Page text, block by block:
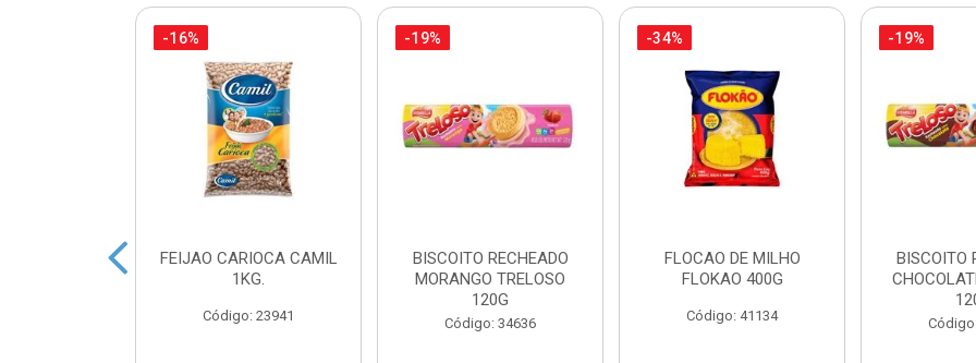
-16%
FEIJAO CARIOCA CAMIL
1KG.
Código: 23941
-19%
BISCOITO RECHEADO
MORANGO TRELOSO
120G
Código: 34636
-34%
FLOCAO DE MILHO
FLOKAO 400G
Código: 41134
-19%
BISCOITO